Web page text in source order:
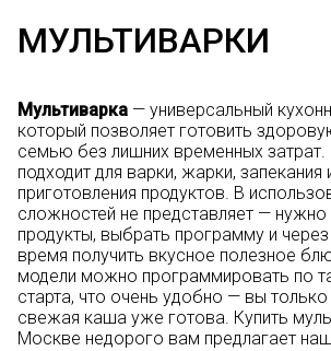
МУЛЬТИВАРКИ
Мультиварка — универсальный
который позволяет готовить
семью без лишних временных
подходит для варки, жарки, запекания
приготовления продуктов. В
сложностей не представляет — нужно
продукты, выбрать программу и
время получить вкусное полезное
модели можно программировать по
старта, что очень удобно — вы
свежая каша уже готова. Купить
Москве недорого вам предлагает наш